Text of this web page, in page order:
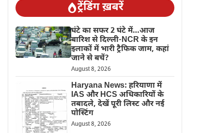
ट्रेंडिंग ख़बरें
घंटे का सफर 2 घंटे में…आज
बारिश से दिल्ली-NCR के इन
इलाकों में भारी ट्रैफिक जाम, कहां
जाने से बचें?
August 8, 2026
Haryana News: हरियाणा में
IAS और HCS अधिकारियों के
तबादले, देखें पूरी लिस्ट और नई
पोस्टिंग
August 8, 2026